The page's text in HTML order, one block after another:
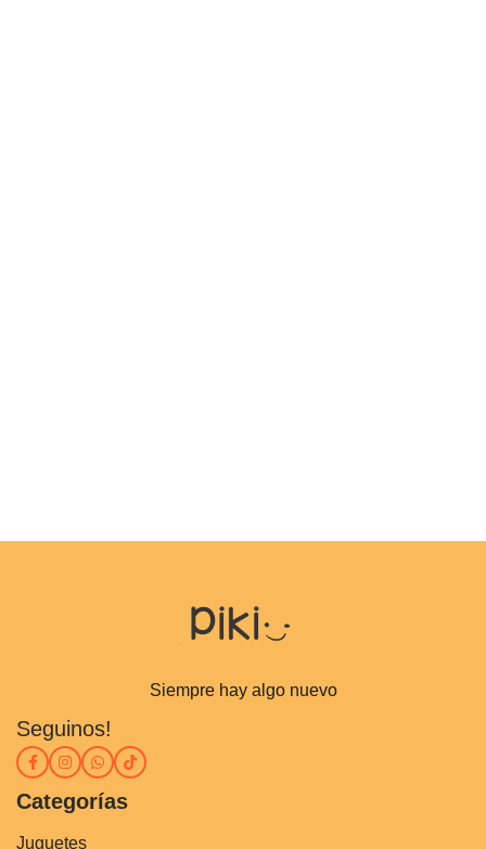
Siempre hay algo nuevo
Seguinos!
Categorías
Juguetes